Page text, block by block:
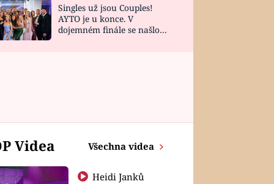
Singles už jsou Couples!
AYTO je u konce. V
dojemném finále se našlo
Videa Všechna videa
Heidi Janků